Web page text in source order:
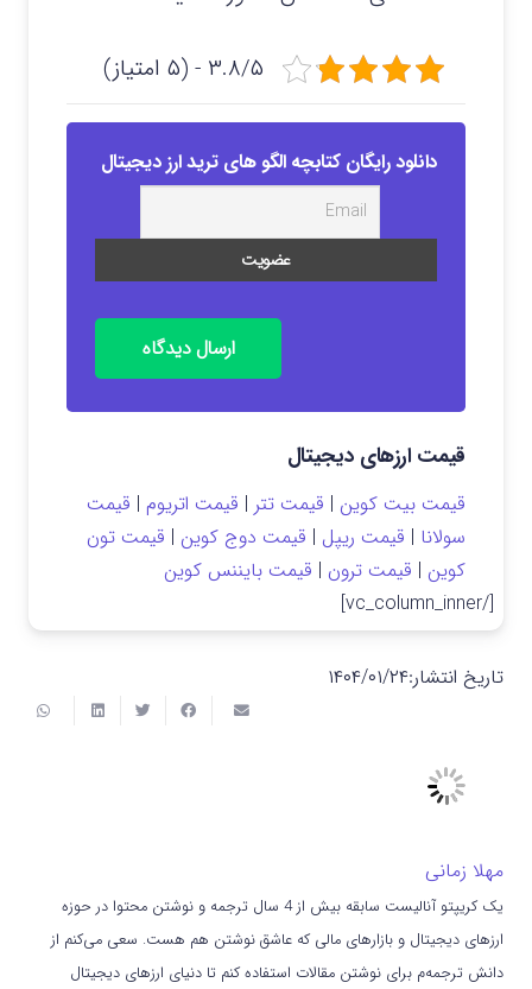
۳.۸/۵ - (۵ امتیاز)
دانلود رایگان کتابچه الگو های ترید ارز دیجیتال
ارسال دیدگاه
قیمت ارزهای دیجیتال
قیمت بیت کوین | قیمت تتر | قیمت اتریوم | قیمت
سولانا | قیمت ریپل | قیمت دوج کوین | قیمت تون
کوین | قیمت ترون | قیمت بایننس کوین
[/vc_column_inner]
تاریخ انتشار:۱۴۰۴/۰۱/۲۴
مهلا زمانی
یک کریپتو آنالیست سابقه بیش از 4 سال ترجمه و نوشتن محتوا در حوزه
ارزهای دیجیتال و بازارهای مالی که عاشق نوشتن هم هست. سعی می‌کنم از
دانش ترجمه‌م برای نوشتن مقالات استفاده کنم تا دنیای ارزهای دیجیتال